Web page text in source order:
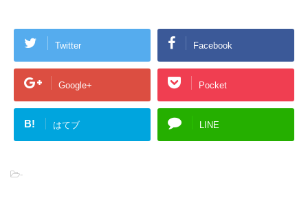
Twitter Facebook
Google+ Pocket
B! はてブ LINE
-